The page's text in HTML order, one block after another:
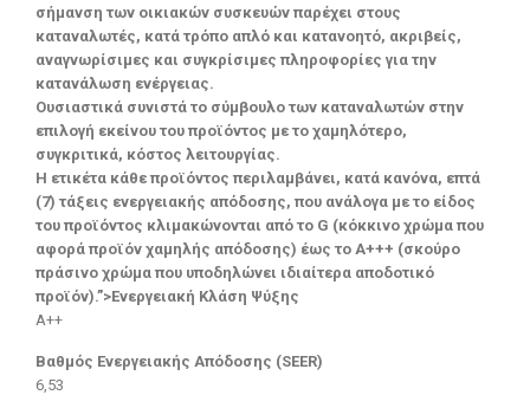
σήμανση των οικιακών συσκευών παρέχει στους
καταναλωτές, κατά τρόπο απλό και κατανοητό, ακριβείς,
αναγνωρίσιμες και συγκρίσιμες πληροφορίες για την
κατανάλωση ενέργειας.
Ουσιαστικά συνιστά το σύμβουλο των καταναλωτών στην
επιλογή εκείνου του προϊόντος με το χαμηλότερο,
συγκριτικά, κόστος λειτουργίας.
Η ετικέτα κάθε προϊόντος περιλαμβάνει, κατά κανόνα, επτά
(7) τάξεις ενεργειακής απόδοσης, που ανάλογα με το είδος
του προϊόντος κλιμακώνονται από το G (κόκκινο χρώμα που
αφορά προϊόν χαμηλής απόδοσης) έως το Α+++ (σκούρο
πράσινο χρώμα που υποδηλώνει ιδιαίτερα αποδοτικό
προϊόν).”>Ενεργειακή Κλάση Ψύξης
A++
Βαθμός Ενεργειακής Απόδοσης (SEER)
6,53